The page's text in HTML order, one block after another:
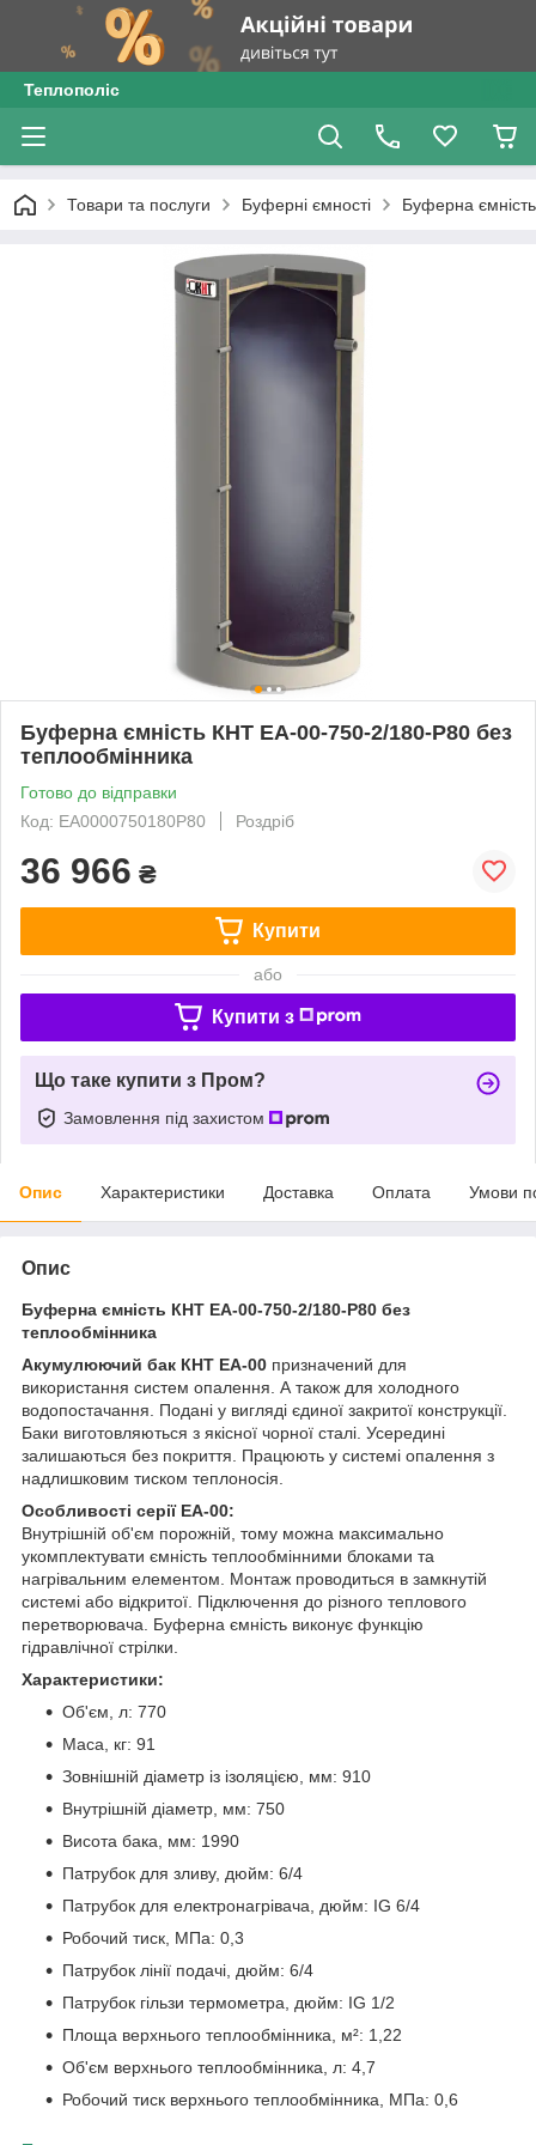
Теплополіс
Товари та послуги Буферні ємності Буферна
Буферна ємність КНТ ЕА-00-750-2/180-P80 без
теплообмінника
Готово до відправки
Код: ЕА0000750180P80
Роздріб
36 966 ₴
Купити
або
Купити з
Що таке купити з Пром?
Замовлення під захистом
Опис Характеристики Доставка Оплата Умови
Опис
Буферна ємність КНТ ЕА-00-750-2/180-P80 без
теплообмінника
Акумулюючий бак КНТ ЕА-00 призначений для
використання систем опалення. А також для холодного
водопостачання. Подані у вигляді єдиної закритої конструкції.
Баки виготовляються з якісної чорної сталі. Усередині
залишаються без покриття. Працюють у системі опалення з
надлишковим тиском теплоносія.
Особливості серії ЕА-00:
Внутрішній об'єм порожній, тому можна максимально
укомплектувати ємність теплообмінними блоками та
нагрівальним елементом. Монтаж проводиться в замкнутій
системі або відкритої. Підключення до різного теплового
перетворювача. Буферна ємність виконує функцію
гідравлічної стрілки.
Характеристики:
Об'єм, л: 770
Маса, кг: 91
Зовнішній діаметр із ізоляцією, мм: 910
Внутрішній діаметр, мм: 750
Висота бака, мм: 1990
Патрубок для зливу, дюйм: 6/4
Патрубок для електронагрівача, дюйм: IG 6/4
Робочий тиск, МПа: 0,3
Патрубок лінії подачі, дюйм: 6/4
Патрубок гільзи термометра, дюйм: IG 1/2
Площа верхнього теплообмінника, м²: 1,22
Об'єм верхнього теплообмінника, л: 4,7
Робочий тиск верхнього теплообмінника, МПа: 0,6